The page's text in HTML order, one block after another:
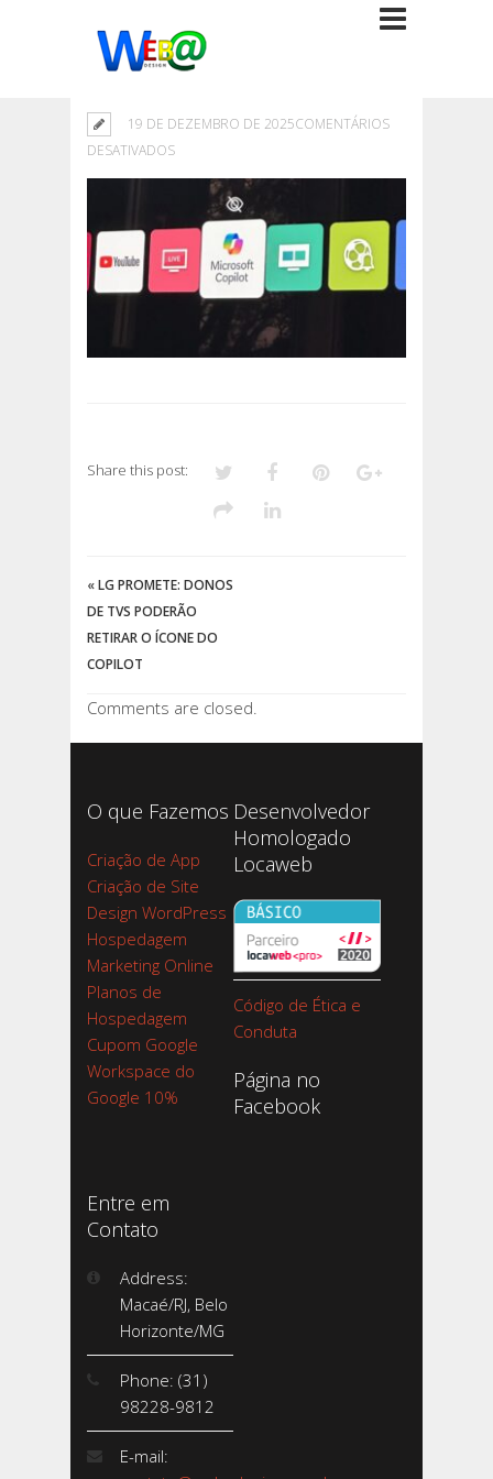
19 DE DEZEMBRO DE 2025COMENTÁRIOS
DESATIVADOSEM
Share this post:
«LG PROMETE: DONOS
DE TVS PODERÃO
RETIRAR O ÍCONE DO
COPILOT
Comments are closed.
O que Fazemos
Criação de App
Criação de Site
Design WordPress
Hospedagem
Marketing Online
Planos de
Hospedagem
Cupom Google
Workspace do
Google 10%
Desenvolvedor
Homologado
Locaweb
Código de Ética e
Conduta
Página no
Facebook
Entre em
Contato
Address:
Macaé/RJ, Belo
Horizonte/MG
Phone: (31)
98228-9812
E-mail: